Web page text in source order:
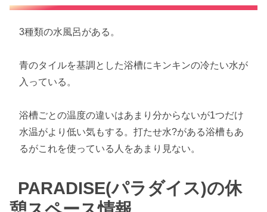
3種類の水風呂がある。
青のタイルを基調とした浴槽にキンキンの冷たい水が
入っている。
浴槽ごとの温度の違いはあまり分からないが1つだけ
水温がより低い気もする。打たせ水?がある浴槽もあ
るがこれを使っている人をあまり見ない。
PARADISE(パラダイス)の休